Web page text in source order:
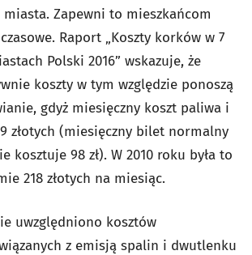
Zapewni to mieszkańcom
Raport „Koszty korków w 7
Polski 2016” wskazuje, że
koszty w tym względzie ponoszą
gdyż miesięczny koszt paliwa i
złotych (miesięczny bilet normalny
kosztuje 98 zł). W 2010 roku była to
218 złotych na miesiąc.
uwzględniono kosztów
z emisją spalin i dwutlenku